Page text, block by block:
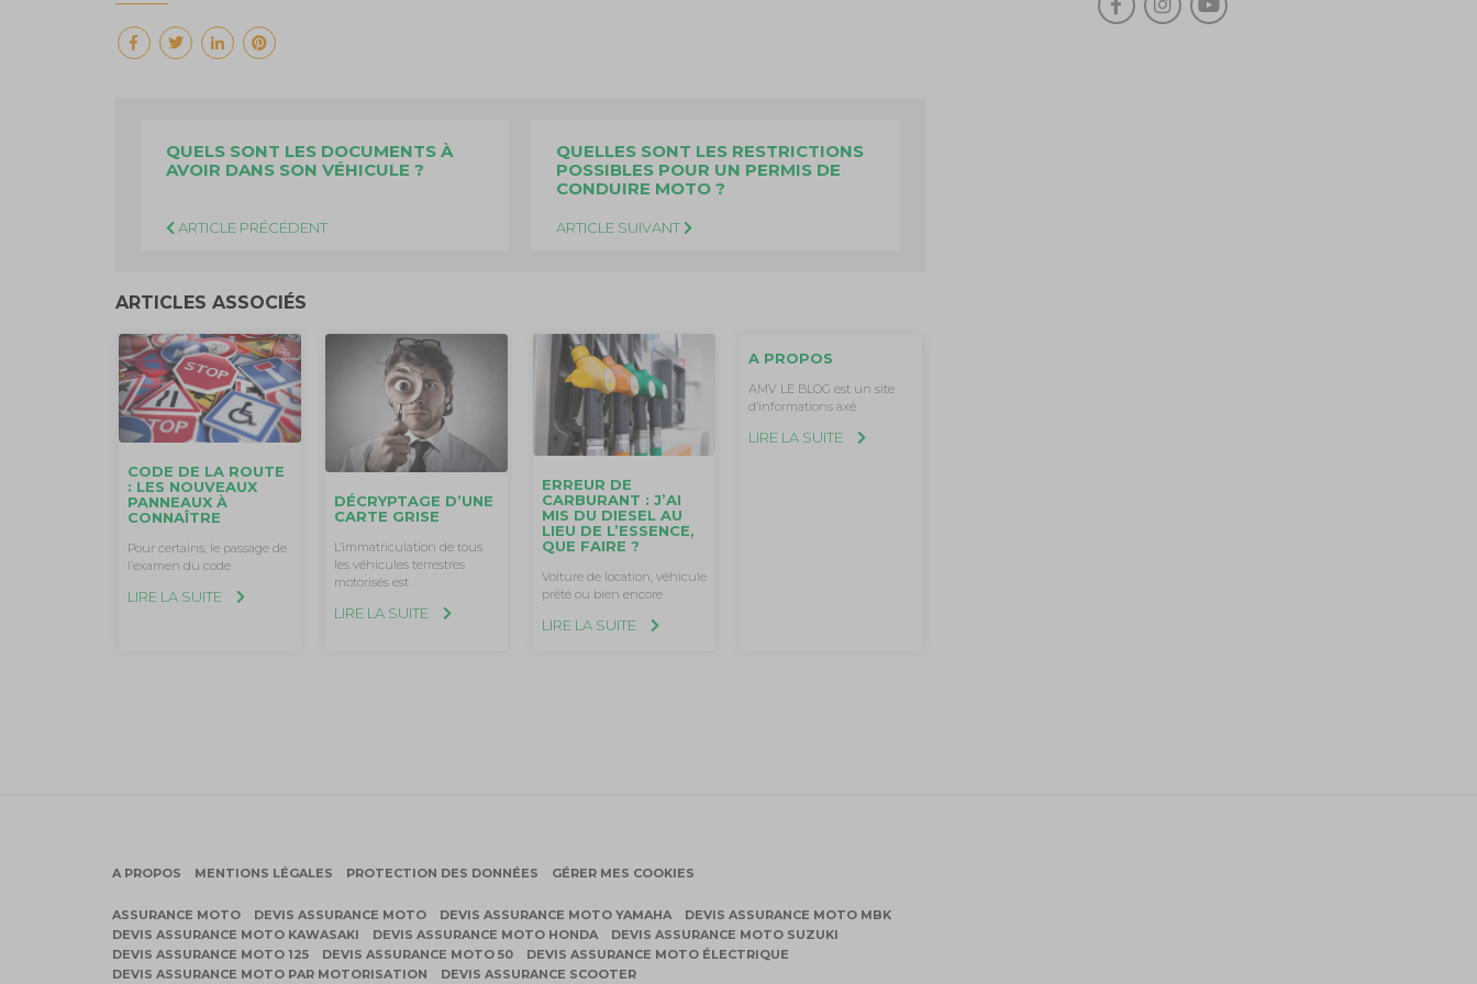
QUELS SONT LES DOCUMENTS À
AVOIR DANS SON VÉHICULE ?
ARTICLE PRÉCÉDENT
QUELLES SONT LES RESTRICTIONS
POSSIBLES POUR UN PERMIS DE
CONDUIRE MOTO ?
ARTICLE SUIVANT
ARTICLES ASSOCIÉS
CODE DE LA ROUTE
: LES NOUVEAUX
PANNEAUX À
CONNAÎTRE
Pour certains, le passage de
l’examen du code
LIRE LA SUITE
DÉCRYPTAGE D’UNE
CARTE GRISE
L’immatriculation de tous
les véhicules terrestres
motorisés est
LIRE LA SUITE
ERREUR DE
CARBURANT : J’AI
MIS DU DIESEL AU
LIEU DE L’ESSENCE,
QUE FAIRE ?
Voiture de location, véhicule
prêté ou bien encore
LIRE LA SUITE
A PROPOS
AMV LE BLOG est un site
d’informations axé
LIRE LA SUITE
A PROPOS MENTIONS LÉGALES PROTECTION DES DONNÉES GÉRER MES COOKIES
ASSURANCE MOTO DEVIS ASSURANCE MOTO DEVIS ASSURANCE MOTO YAMAHA
DEVIS ASSURANCE MOTO MBK
DEVIS ASSURANCE MOTO KAWASAKI
DEVIS ASSURANCE MOTO HONDA
DEVIS ASSURANCE MOTO SUZUKI
DEVIS ASSURANCE MOTO 125
DEVIS ASSURANCE MOTO 50
DEVIS ASSURANCE MOTO ÉLECTRIQUE
DEVIS ASSURANCE MOTO PAR MOTORISATION
DEVIS ASSURANCE SCOOTER